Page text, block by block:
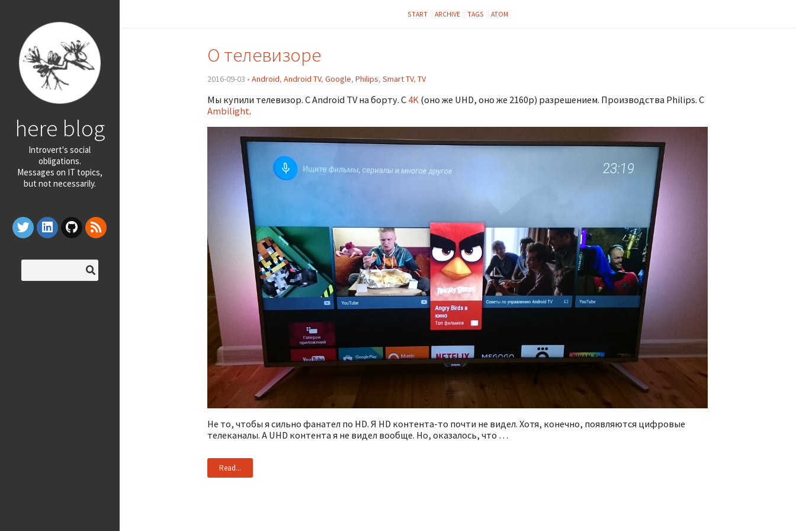
here blog
Introvert's social
obligations.
Messages on IT topics,
but not necessarily.
START ARCHIVE TAGS ATOM
О телевизоре
2016-09-03 •Android,Android TV,Google,Philips,Smart TV,TV
Мы купили телевизор. С Android TV на борту. С 4K (оно же UHD, оно же 2160p) разрешением. Производства Philips. С
Ambilight.
Не то, чтобы я сильно фанател по HD. Я HD контента-то почти не видел. Хотя, конечно, появляются цифровые
телеканалы. А UHD контента я не видел вообще. Но, оказалось, что …
Read...